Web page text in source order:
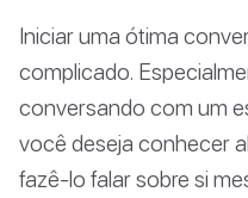
Iniciar uma ótima
complicado.
conversando com um
você deseja conhecer
fazê-lo falar sobre si